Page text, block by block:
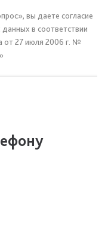
вы даете согласие
в соответствии
от 27 июля 2006 г. №